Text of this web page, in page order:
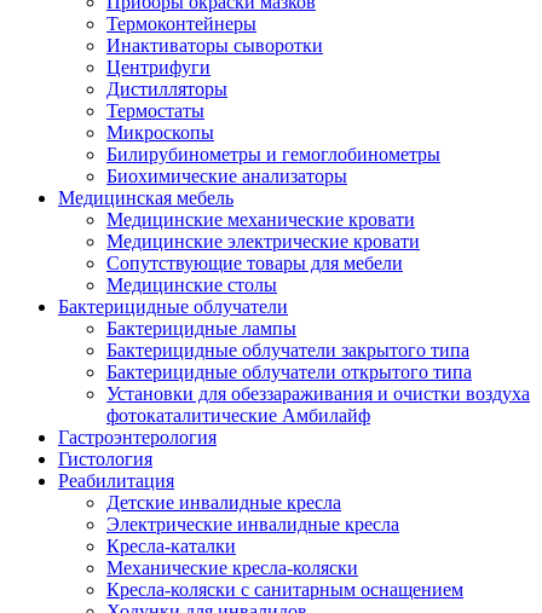
Термоконтейнеры
Инактиваторы сыворотки
Центрифуги
Дистилляторы
Термостаты
Микроскопы
Билирубинометры и гемоглобинометры
Биохимические анализаторы
Медицинская мебель
Медицинские механические кровати
Медицинские электрические кровати
Сопутствующие товары для мебели
Медицинские столы
Бактерицидные облучатели
Бактерицидные лампы
Бактерицидные облучатели закрытого типа
Бактерицидные облучатели открытого типа
Установки для обеззараживания и очистки воздуха
фотокаталитические Амбилайф
Гастроэнтерология
Гистология
Реабилитация
Детские инвалидные кресла
Электрические инвалидные кресла
Кресла-каталки
Механические кресла-коляски
Кресла-коляски с санитарным оснащением